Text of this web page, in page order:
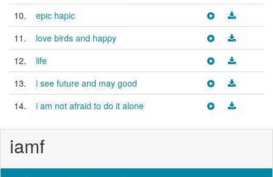
10.
epic hapic
11.
love birds and happy
12.
life
13.
i see future and may good
14.
i am not afraid to do it alone
iamf